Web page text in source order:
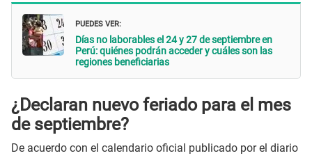
PUEDES VER:
Días no laborables el 24 y 27 de septiembre en
Perú: quiénes podrán acceder y cuáles son las
regiones beneficiarias
¿Declaran nuevo feriado para el mes
de septiembre?
De acuerdo con el calendario oficial publicado por el diario